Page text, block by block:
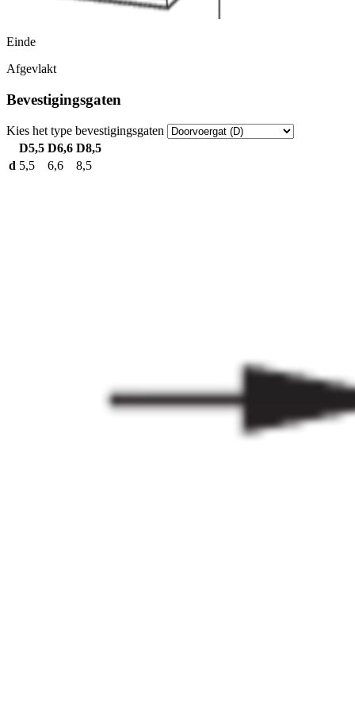
Einde
Afgevlakt
Bevestigingsgaten
Kies het type bevestigingsgaten
D5,5 D6,6 D8,5
d 5,5 6,6 8,5